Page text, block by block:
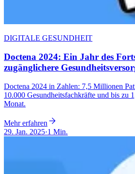
DIGITALE GESUNDHEIT
Doctena 2024: Ein Jahr des
zugänglichere
Doctena 2024 in Zahlen: 7,5 Millionen
10.000 Gesundheitsfachkräfte und bis zu
Monat.
Mehr erfahren
29. Jan. 2025·1 Min.